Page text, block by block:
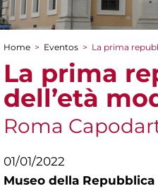
You are here
Home > Eventos > La prima
La prima
dell’età
Roma
01/01/2022
Museo della